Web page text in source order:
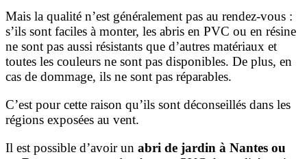
Mais la qualité n’est généralement pas au rendez-vous :
s’ils sont faciles à monter, les abris en PVC ou en résine
ne sont pas aussi résistants que d’autres matériaux et
toutes les couleurs ne sont pas disponibles. De plus, en
cas de dommage, ils ne sont pas réparables.
C’est pour cette raison qu’ils sont déconseillés dans les
régions exposées au vent.
Il est possible d’avoir un abri de jardin à Nantes ou